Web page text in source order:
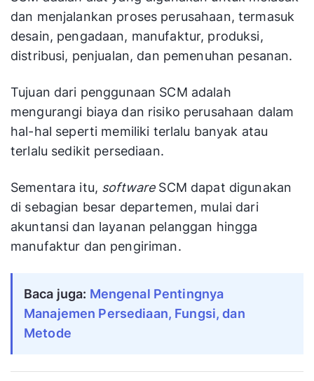
dan menjalankan proses perusahaan, termasuk
desain, pengadaan, manufaktur, produksi,
distribusi, penjualan, dan pemenuhan pesanan.
Tujuan dari penggunaan SCM adalah
mengurangi biaya dan risiko perusahaan dalam
hal-hal seperti memiliki terlalu banyak atau
terlalu sedikit persediaan.
Sementara itu, softwareSCM dapat digunakan
di sebagian besar departemen, mulai dari
akuntansi dan layanan pelanggan hingga
manufaktur dan pengiriman.
Baca juga: Mengenal Pentingnya
Manajemen Persediaan, Fungsi, dan
Metode